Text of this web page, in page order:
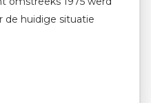
de huidige situatie